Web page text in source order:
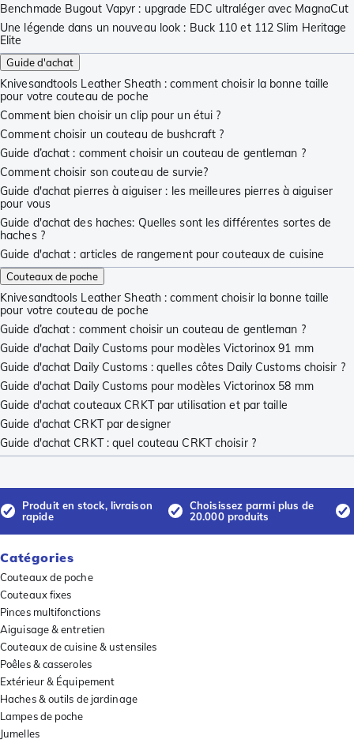
Benchmade Bugout Vapyr : upgrade EDC ultraléger avec MagnaCut
Une légende dans un nouveau look : Buck 110 et 112 Slim Heritage
Elite
Guide d'achat
Knivesandtools Leather Sheath : comment choisir la bonne taille
pour votre couteau de poche
Comment bien choisir un clip pour un étui ?
Comment choisir un couteau de bushcraft ?
Guide d’achat : comment choisir un couteau de gentleman ?
Comment choisir son couteau de survie?
Guide d'achat pierres à aiguiser : les meilleures pierres à aiguiser
pour vous
Guide d'achat des haches: Quelles sont les différentes sortes de
haches ?
Guide d'achat : articles de rangement pour couteaux de cuisine
Couteaux de poche
Knivesandtools Leather Sheath : comment choisir la bonne taille
pour votre couteau de poche
Guide d’achat : comment choisir un couteau de gentleman ?
Guide d'achat Daily Customs pour modèles Victorinox 91 mm
Guide d'achat Daily Customs : quelles côtes Daily Customs choisir ?
Guide d'achat Daily Customs pour modèles Victorinox 58 mm
Guide d'achat couteaux CRKT par utilisation et par taille
Guide d'achat CRKT par designer
Guide d'achat CRKT : quel couteau CRKT choisir ?
Produit en stock, livraison
rapide
Choisissez parmi plus de
20.000 produits
Catégories
Couteaux de poche
Couteaux fixes
Pinces multifonctions
Aiguisage & entretien
Couteaux de cuisine & ustensiles
Poêles & casseroles
Extérieur & Équipement
Haches & outils de jardinage
Lampes de poche
Jumelles